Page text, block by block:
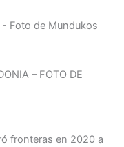
– FOTO DE
fronteras en 2020 a